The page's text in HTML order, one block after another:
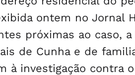
ontem no Jornal
próximas ao caso, a
de Cunha e de
à investigação contra